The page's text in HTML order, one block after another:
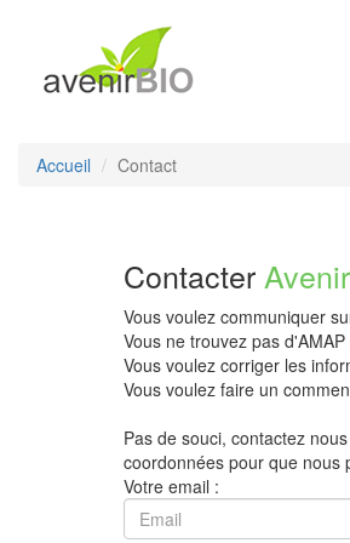
Accueil Contact
Contacter
Vous voulez communiquer
Vous ne trouvez pas
Vous voulez corriger les
Vous voulez faire un
Pas de souci, contactez
coordonnées pour que nous
Votre email :